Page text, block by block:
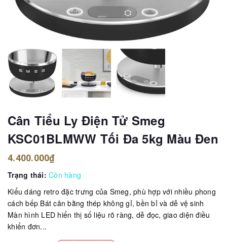
Cân Tiểu Ly Điện Tử Smeg
KSC01BLMWW Tối Đa 5kg Màu Đen
4.400.000₫
Trạng thái: Còn hàng
Kiểu dáng retro đặc trưng của Smeg, phù hợp với nhiều phong
cách bếp Bát cân bằng thép không gỉ, bền bỉ và dễ vệ sinh
Màn hình LED hiển thị số liệu rõ ràng, dễ đọc, giao diện điều
khiển đơn...